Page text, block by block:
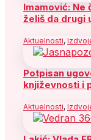
Imamović: Ne
želiš da drugi
Aktuelnosti,
Potpisan
književnosti i
Aktuelnosti,